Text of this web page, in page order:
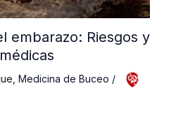
embarazo: Riesgos y
Medicina de Buceo /